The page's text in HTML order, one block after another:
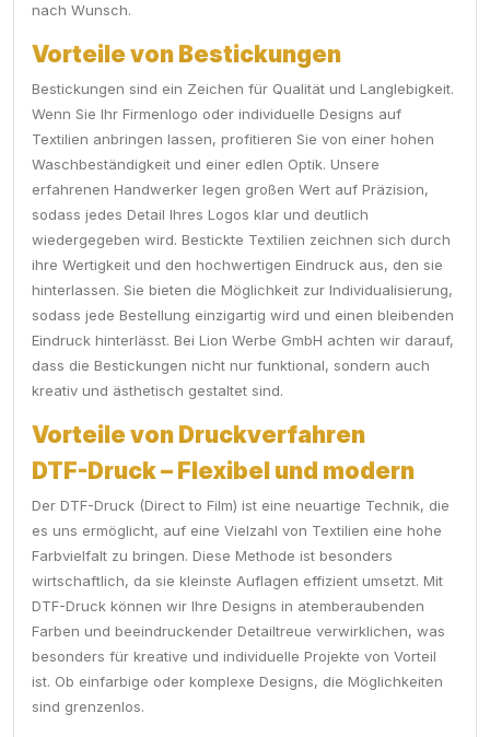
nach Wunsch.
Vorteile von Bestickungen
Bestickungen sind ein Zeichen für Qualität und Langlebigkeit.
Wenn Sie Ihr Firmenlogo oder individuelle Designs auf
Textilien anbringen lassen, profitieren Sie von einer hohen
Waschbeständigkeit und einer edlen Optik. Unsere
erfahrenen Handwerker legen großen Wert auf Präzision,
sodass jedes Detail Ihres Logos klar und deutlich
wiedergegeben wird. Bestickte Textilien zeichnen sich durch
ihre Wertigkeit und den hochwertigen Eindruck aus, den sie
hinterlassen. Sie bieten die Möglichkeit zur Individualisierung,
sodass jede Bestellung einzigartig wird und einen bleibenden
Eindruck hinterlässt. Bei Lion Werbe GmbH achten wir darauf,
dass die Bestickungen nicht nur funktional, sondern auch
kreativ und ästhetisch gestaltet sind.
Vorteile von Druckverfahren
DTF-Druck – Flexibel und modern
Der DTF-Druck (Direct to Film) ist eine neuartige Technik, die
es uns ermöglicht, auf eine Vielzahl von Textilien eine hohe
Farbvielfalt zu bringen. Diese Methode ist besonders
wirtschaftlich, da sie kleinste Auflagen effizient umsetzt. Mit
DTF-Druck können wir Ihre Designs in atemberaubenden
Farben und beeindruckender Detailtreue verwirklichen, was
besonders für kreative und individuelle Projekte von Vorteil
ist. Ob einfarbige oder komplexe Designs, die Möglichkeiten
sind grenzenlos.